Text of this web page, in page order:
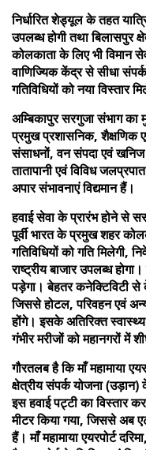
निर्धारित शेड्यूल के तहत
उपलब्ध होगी तथा बिलासपुर
कोलकाता के लिए भी विमान
वाणिज्यिक केंद्र से सीधा
गतिविधियों को नया विस्तार
अम्बिकापुर सरगुजा संभाग का
प्रमुख प्रशासनिक, शैक्षणिक
संसाधनों, वन संपदा एवं
तातापानी एवं विविध
अपार संभावनाएं विद्यमान हैं।
हवाई सेवा के प्रारंभ होने से
पूर्वी भारत के प्रमुख शहर
गतिविधियों को गति मिलेगी,
राष्ट्रीय बाजार उपलब्ध
पड़ेगा। बेहतर कनेक्टिविटी
जिससे होटल, परिवहन एवं
होंगे। इसके अतिरिक्त
गंभीर मरीजों को महानगरों में
गौरतलब है कि माँ महामाया
क्षेत्रीय संपर्क योजना (उड़ान)
इस हवाई पट्टी का विस्तार
मीटर किया गया, जिससे अब
हैं। माँ महामाया एयरपोर्ट